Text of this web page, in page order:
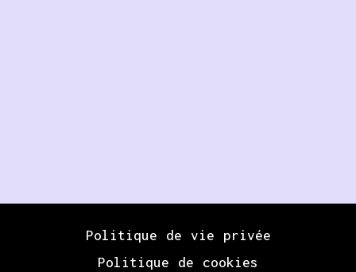
Politique de vie privée
Politique de cookies